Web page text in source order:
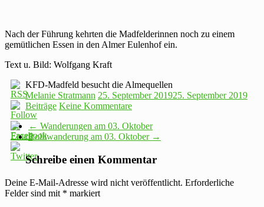
Nach der Führung kehrten die Madfelderinnen noch zu einem
gemütlichen Essen in den Almer Eulenhof ein.
Text u. Bild: Wolfgang Kraft
KFD-Madfeld besucht die Almequellen
Melanie Stratmann 25. September 201925. September 2019
Beiträge Keine Kommentare
← Wanderungen am 03. Oktober
Rolliwanderung am 03. Oktober →
Schreibe einen Kommentar
Deine E-Mail-Adresse wird nicht veröffentlicht. Erforderliche
Felder sind mit * markiert